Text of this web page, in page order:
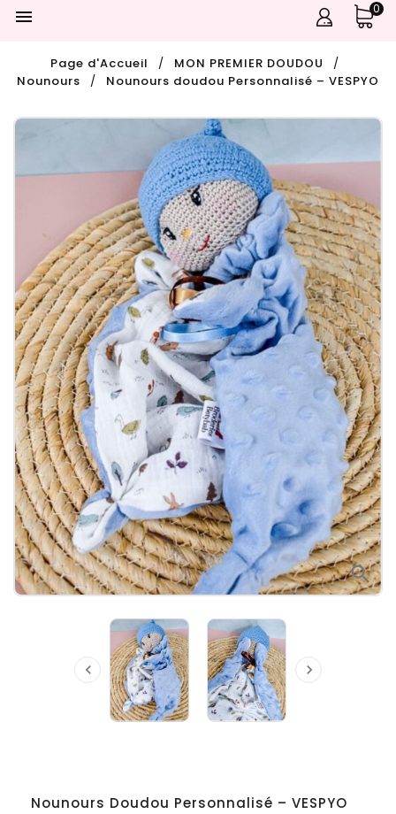
 0
Page d'Accueil
MON PREMIER DOUDOU
Nounours
Nounours doudou Personnalisé – VESPYO

 
Nounours Doudou Personnalisé – VESPYO